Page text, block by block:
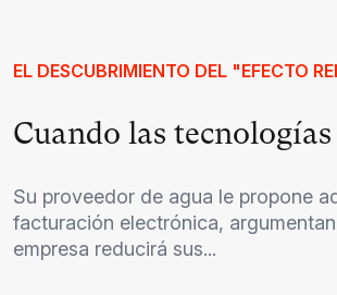
EL DESCUBRIMIENTO DEL "EFECTO
Cuando las
Su proveedor de agua le propone
facturación electrónica,
empresa reducirá sus...